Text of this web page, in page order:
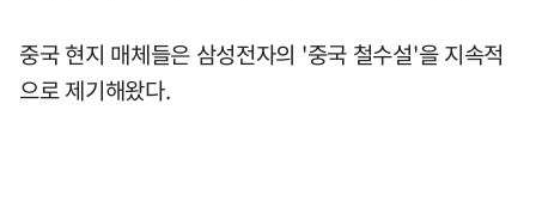
중국 현지 매체들은 삼성전자의 '중국 철수설'을 지속적
으로 제기해왔다.